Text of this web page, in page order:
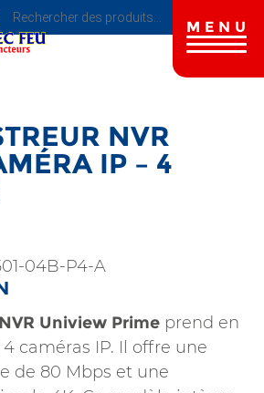
MENU
NVR
IP – 4
04B-P4-A
Uniview Prime prend en
caméras IP. Il offre une
de 80 Mbps et une